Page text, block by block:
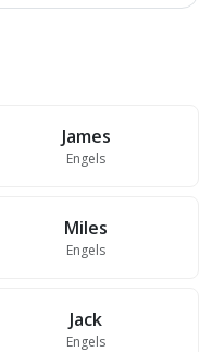
James
Engels
Miles
Engels
Jack
Engels